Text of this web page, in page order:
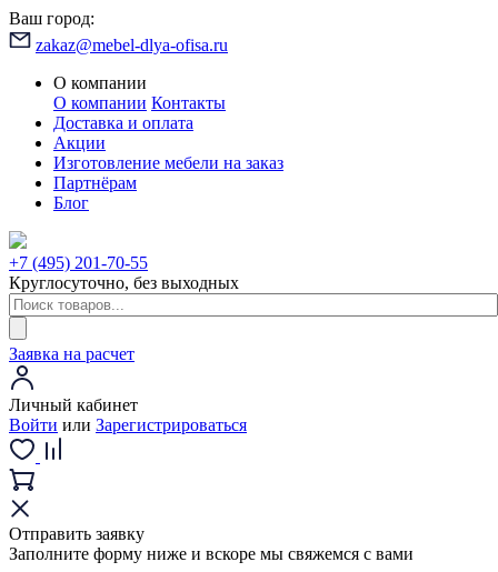
Ваш город:
zakaz@mebel-dlya-ofisa.ru
О компании
О компании Контакты
Доставка и оплата
Акции
Изготовление мебели на заказ
Партнёрам
Блог
+7 (495) 201-70-55
Круглосуточно, без выходных
Заявка на расчет
Личный кабинет
Войти или Зарегистрироваться
Отправить заявку
Заполните форму ниже и вскоре мы свяжемся с вами